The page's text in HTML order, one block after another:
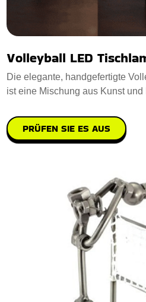
Volleyball LED
Die elegante, handgefertigte
ist eine Mischung aus Kunst und
PRÜFEN SIE ES AUS